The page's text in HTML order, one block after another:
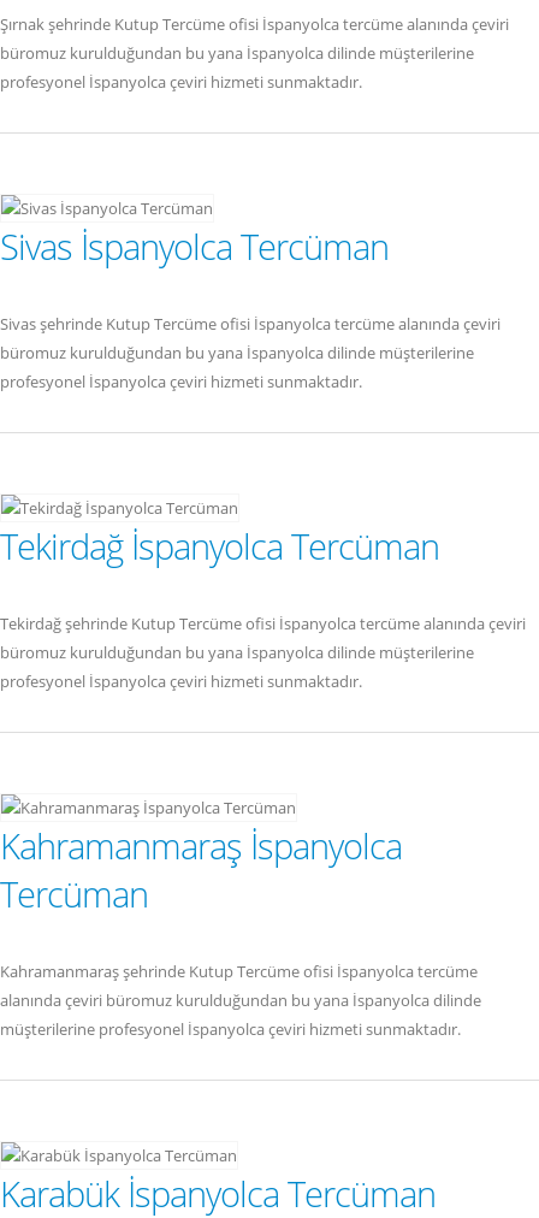
Şırnak şehrinde Kutup Tercüme ofisi İspanyolca tercüme alanında çeviri
büromuz kurulduğundan bu yana İspanyolca dilinde müşterilerine
profesyonel İspanyolca çeviri hizmeti sunmaktadır.
Sivas İspanyolca Tercüman
Sivas şehrinde Kutup Tercüme ofisi İspanyolca tercüme alanında çeviri
büromuz kurulduğundan bu yana İspanyolca dilinde müşterilerine
profesyonel İspanyolca çeviri hizmeti sunmaktadır.
Tekirdağ İspanyolca Tercüman
Tekirdağ şehrinde Kutup Tercüme ofisi İspanyolca tercüme alanında çeviri
büromuz kurulduğundan bu yana İspanyolca dilinde müşterilerine
profesyonel İspanyolca çeviri hizmeti sunmaktadır.
Kahramanmaraş İspanyolca
Tercüman
Kahramanmaraş şehrinde Kutup Tercüme ofisi İspanyolca tercüme
alanında çeviri büromuz kurulduğundan bu yana İspanyolca dilinde
müşterilerine profesyonel İspanyolca çeviri hizmeti sunmaktadır.
Karabük İspanyolca Tercüman